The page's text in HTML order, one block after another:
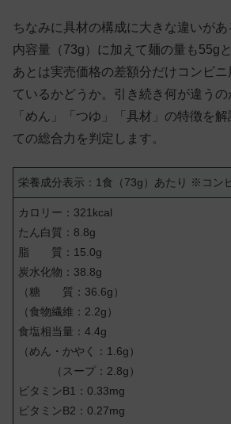
ちなみに具材の構成に大きな違いが
内容量（73g）に加えて麺の量も55g
あとは実売価格の差額分だけコンビ
ているかどうか。引き続き何が違うの
「めん」「つゆ」「具材」の特徴を
ての総合力を判定します。
栄養成分表示：1食（73g）あたり ※コン
カロリー：321kcal
たん白質：8.8g
脂 質：15.0g
炭水化物：38.8g
（糖 質：36.6g）
（食物繊維：2.2g）
食塩相当量：4.4g
（めん・かやく：1.6g）
（スープ：2.8g）
ビタミンB1：0.33mg
ビタミンB2：0.27mg